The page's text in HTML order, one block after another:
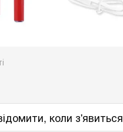
коли з'явиться